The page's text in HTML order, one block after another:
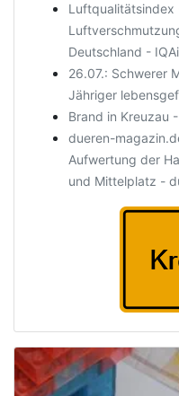
Luftqualitätsindex
Deutschland -
26.07.: Schwerer
Jähriger
Brand in Kreuzau
dueren-
Aufwertung der
und Mittelplatz -